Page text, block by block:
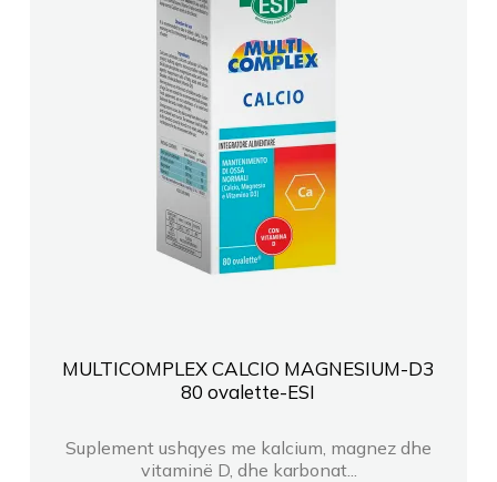
MULTICOMPLEX CALCIO MAGNESIUM-D3
80 ovalette-ESI
Suplement ushqyes me kalcium, magnez dhe
vitaminë D, dhe karbonat...